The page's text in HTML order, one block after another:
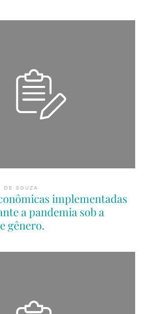
DE SOUZA
implementadas
a pandemia sob a
gênero.